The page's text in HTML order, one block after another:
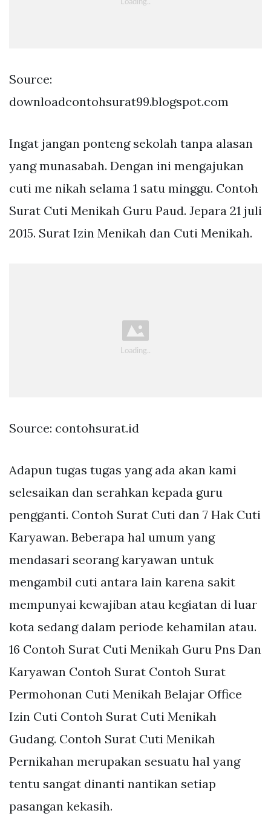
Source:
downloadcontohsurat99.blogspot.com
Ingat jangan ponteng sekolah tanpa alasan
yang munasabah. Dengan ini mengajukan
cuti me nikah selama 1 satu minggu. Contoh
Surat Cuti Menikah Guru Paud. Jepara 21 juli
2015. Surat Izin Menikah dan Cuti Menikah.
Source: contohsurat.id
Adapun tugas tugas yang ada akan kami
selesaikan dan serahkan kepada guru
pengganti. Contoh Surat Cuti dan 7 Hak Cuti
Karyawan. Beberapa hal umum yang
mendasari seorang karyawan untuk
mengambil cuti antara lain karena sakit
mempunyai kewajiban atau kegiatan di luar
kota sedang dalam periode kehamilan atau.
16 Contoh Surat Cuti Menikah Guru Pns Dan
Karyawan Contoh Surat Contoh Surat
Permohonan Cuti Menikah Belajar Office
Izin Cuti Contoh Surat Cuti Menikah
Gudang. Contoh Surat Cuti Menikah
Pernikahan merupakan sesuatu hal yang
tentu sangat dinanti nantikan setiap
pasangan kekasih.